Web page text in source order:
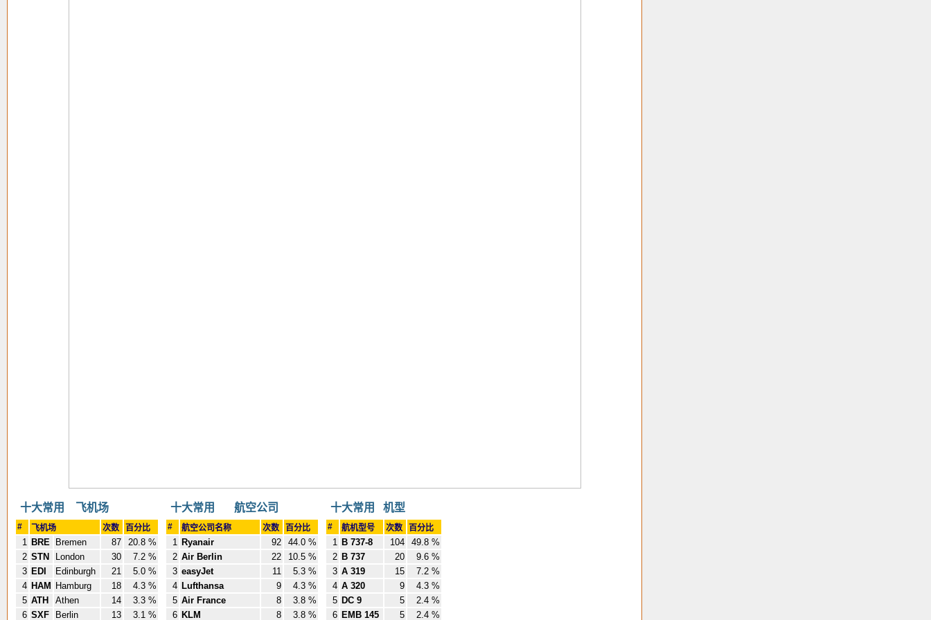
十大常用 飞机场
# 飞机场 次数 百分比
1 BRE Bremen 87
20.8 %
2 STN London 30
7.2 %
3 EDI Edinburgh 21
5.0 %
4 HAM Hamburg 18
4.3 %
5 ATH Athen 14
3.3 %
6 SXF Berlin 13 3.1 %
十大常用 航空公司
# 航空公司名称 次数 百分比
1 Ryanair 92
44.0 %
2 Air Berlin 22
10.5 %
3 easyJet 11
5.3 %
4 Lufthansa 9
4.3 %
5 Air France 8
3.8 %
6 KLM 8 3.8 %
十大常用 机型
# 航机型号 次数 百分比
1 B 737-8 104
49.8 %
2 B 737 20
9.6 %
3 A 319 15
7.2 %
4 A 320 9
4.3 %
5 DC 9 5
2.4 %
6 EMB 145 5 2.4 %